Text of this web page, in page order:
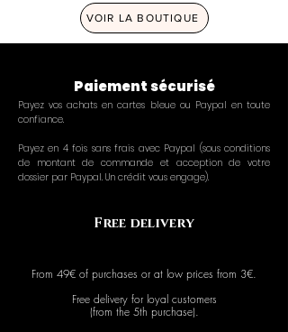
VOIR LA BOUTIQUE
Paiement sécurisé
Payez vos achats en cartes bleue ou Paypal en toute
confiance.
Payez en 4 fois sans frais avec Paypal (sous conditions
de montant de commande et acception de votre
dossier par Paypal. Un crédit vous engage).
Free delivery
From 49€ of purchases or at low prices from 3€.
Free delivery for loyal customers
(from the 5th purchase).